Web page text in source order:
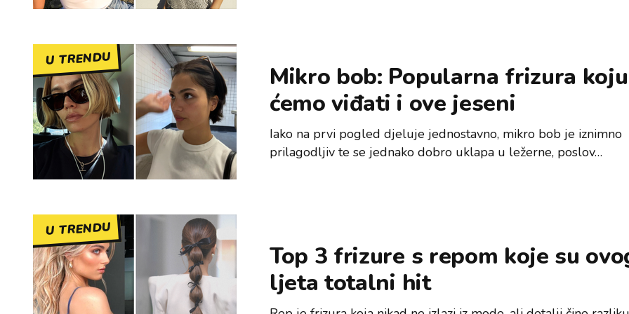
U TRENDU
Mikro bob: Popularna frizura koju
ćemo viđati i ove jeseni
Iako na prvi pogled djeluje jednostavno, mikro bob je iznimno
prilagodljiv te se jednako dobro uklapa u ležerne, poslov…
U TRENDU
Top 3 frizure s repom koje su
ljeta totalni hit